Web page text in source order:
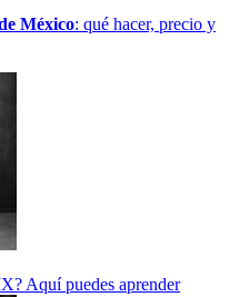
México: qué hacer, precio y
Aquí puedes aprender